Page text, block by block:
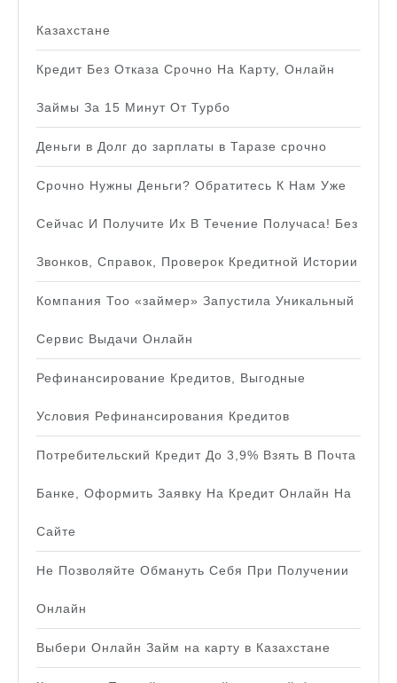
Казахстане
Кредит Без Отказа Срочно На Карту, Онлайн
Займы За 15 Минут От Турбо
Деньги в Долг до зарплаты в Таразе срочно
Срочно Нужны Деньги? Обратитесь К Нам Уже
Сейчас И Получите Их В Течение Получаса! Без
Звонков, Справок, Проверок Кредитной Истории
Компания Тоо «займер» Запустила Уникальный
Сервис Выдачи Онлайн
Рефинансирование Кредитов, Выгодные
Условия Рефинансирования Кредитов
Потребительский Кредит До 3,9% Взять В Почта
Банке, Оформить Заявку На Кредит Онлайн На
Сайте
Не Позволяйте Обмануть Себя При Получении
Онлайн
Выбери Онлайн Займ на карту в Казахстане